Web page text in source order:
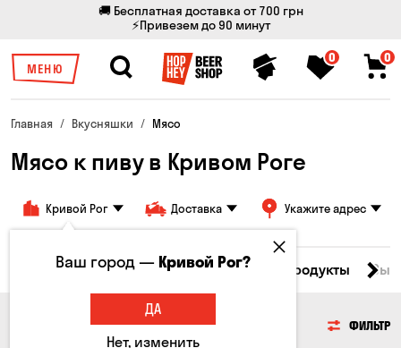
🚚 Бесплатная доставка от 700 грн
⚡Привезем до 90 минут
МЕНЮ
0 0
Главная Вкусняшки Мясо
Мясо к пиву в Кривом Роге
Кривой Рог Доставка Укажите адрес
Все товары Мясо Рыба Морепродукты
ФИЛЬТР
Ваш город —Кривой Рог?
ДА
Нет, изменить